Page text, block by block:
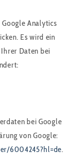
Analytics
Es wird ein
Daten bei
bei Google
von Google:
6004245?hl=de.